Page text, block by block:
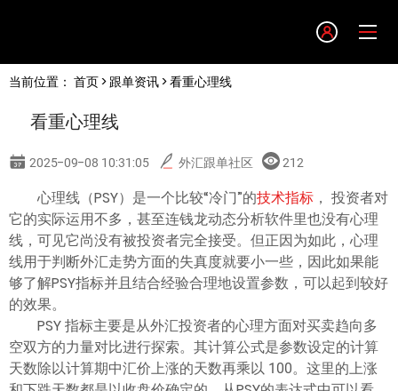
English
繁體中文
한글
日本語
Tiếng việt
当前位置： 首页> 跟单资讯> 看重心理线
看重心理线
2025-09-08 10:31:05 外汇跟单社区 212
心理线（PSY）是一个比较“冷门”的技术指标 ， 投资者对
它的实际运用不多，甚至连钱龙动态分析软件里也没有心理
线，可见它尚没有被投资者完全接受。但正因为如此，心理
线用于判断外汇走势方面的失真度就要小一些，因此如果能
够了解PSY指标并且结合经验合理地设置参数，可以起到较好
的效果。
PSY 指标主要是从外汇投资者的心理方面对买卖趋向多
空双方的力量对比进行探索。其计算公式是参数设定的计算
天数除以计算期中汇价上涨的天数再乘以 100。这里的上涨